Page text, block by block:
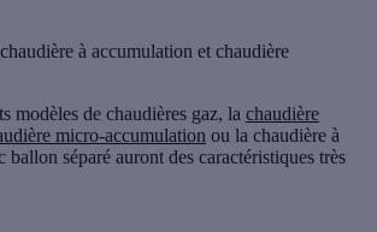
à accumulation et chaudière
modèles de chaudières gaz, la chaudière
micro-accumulation ou la chaudière à
ballon séparé auront des caractéristiques très